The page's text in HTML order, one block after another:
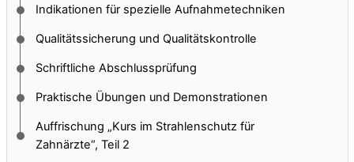
Indikationen für spezielle Aufnahmetechniken
Qualitätssicherung und Qualitätskontrolle
Schriftliche Abschlussprüfung
Praktische Übungen und Demonstrationen
Auffrischung „Kurs im Strahlenschutz für
Zahnärzte“, Teil 2